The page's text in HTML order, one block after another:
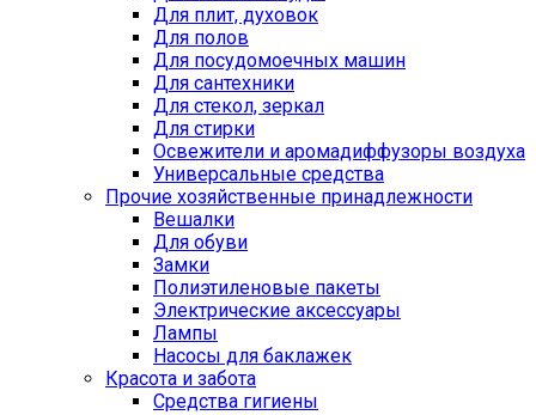
Для плит, духовок
Для полов
Для посудомоечных машин
Для сантехники
Для стекол, зеркал
Для стирки
Освежители и аромадиффузоры воздуха
Универсальные средства
Прочие хозяйственные принадлежности
Вешалки
Для обуви
Замки
Полиэтиленовые пакеты
Электрические аксессуары
Лампы
Насосы для баклажек
Красота и забота
Средства гигиены